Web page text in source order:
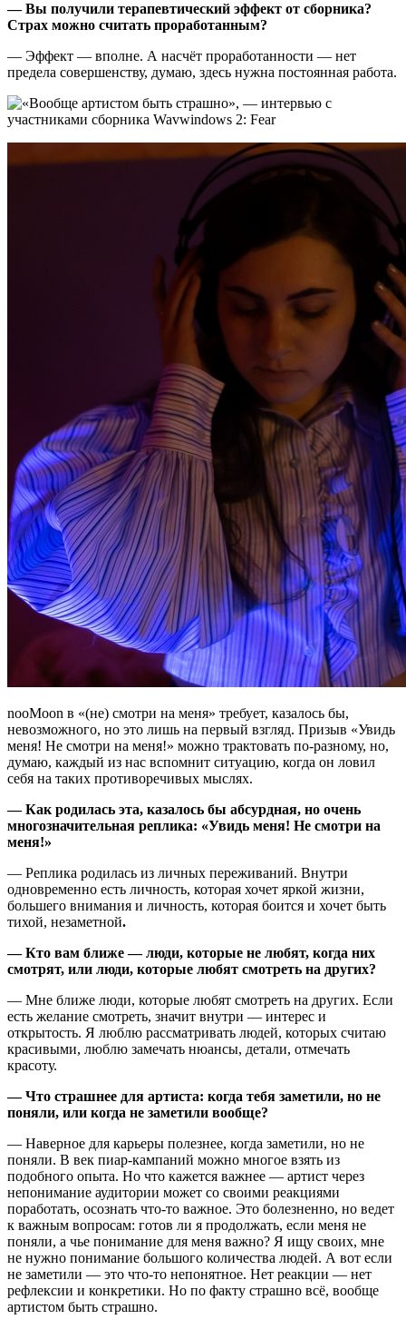
— Вы получили терапевтический эффект от сборника?
Страх можно считать проработанным?
— Эффект — вполне. А насчёт проработанности — нет
предела совершенству, думаю, здесь нужна постоянная работа.
nooMoon в «(не) смотри на меня» требует, казалось бы,
невозможного, но это лишь на первый взгляд. Призыв «Увидь
меня! Не смотри на меня!» можно трактовать по-разному, но,
думаю, каждый из нас вспомнит ситуацию, когда он ловил
себя на таких противоречивых мыслях.
— Как родилась эта, казалось бы абсурдная, но очень
многозначительная реплика: «Увидь меня! Не смотри на
меня!»
— Реплика родилась из личных переживаний. Внутри
одновременно есть личность, которая хочет яркой жизни,
большего внимания и личность, которая боится и хочет быть
тихой, незаметной.
— Кто вам ближе — люди, которые не любят, когда них
смотрят, или люди, которые любят смотреть на других?
— Мне ближе люди, которые любят смотреть на других. Если
есть желание смотреть, значит внутри — интерес и
открытость. Я люблю рассматривать людей, которых считаю
красивыми, люблю замечать нюансы, детали, отмечать
красоту.
— Что страшнее для артиста: когда тебя заметили, но не
поняли, или когда не заметили вообще?
— Наверное для карьеры полезнее, когда заметили, но не
поняли. В век пиар-кампаний можно многое взять из
подобного опыта. Но что кажется важнее — артист через
непонимание аудитории может со своими реакциями
поработать, осознать что-то важное. Это болезненно, но ведет
к важным вопросам: готов ли я продолжать, если меня не
поняли, а чье понимание для меня важно? Я ищу своих, мне
не нужно понимание большого количества людей. А вот если
не заметили — это что-то непонятное. Нет реакции — нет
рефлексии и конкретики. Но по факту страшно всё, вообще
артистом быть страшно.